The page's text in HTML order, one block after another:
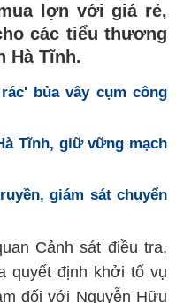
lợn với giá rẻ,
các tiểu thương
Hà Tĩnh.
bủa vây cụm công
Tĩnh, giữ vững mạch
giám sát chuyển
Cảnh sát điều tra,
quyết định khởi tố vụ
đối với Nguyễn Hữu